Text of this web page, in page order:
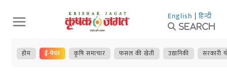
Skip
to
content
English | हिन्दी
Search
होम ई-पेपर कृषि समाचार फसल की खेती उद्यानिकी सरकारी